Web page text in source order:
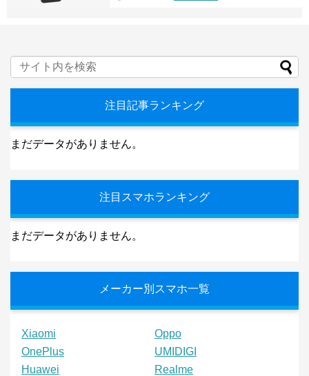
注目記事ランキング
まだデータがありません。
注目スマホランキング
まだデータがありません。
メーカー別スマホ一覧
Xiaomi
Oppo
OnePlus
UMIDIGI
Huawei
Realme